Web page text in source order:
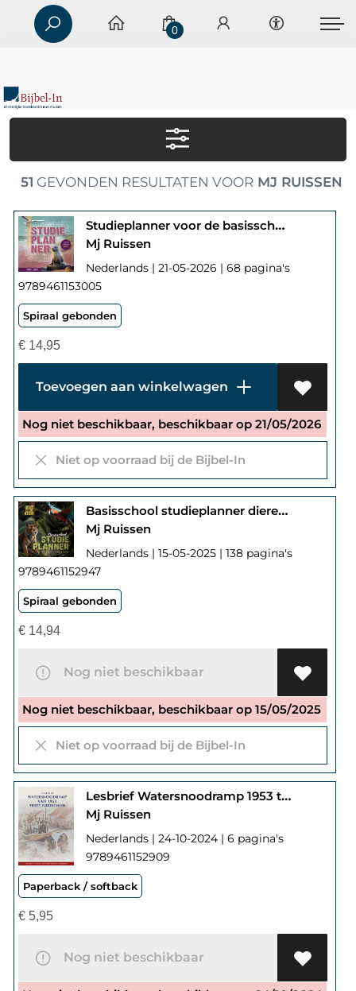
0
51 GEVONDEN RESULTATEN VOORMJ RUISSEN
Studieplanner voor de basisschool 2026/27
Mj Ruissen
Nederlands | 21-05-2026 | 68 pagina's
9789461153005
Spiraal gebonden
€14,95
Toevoegen aan winkelwagen
Nog niet beschikbaar, beschikbaar op 21/05/2026
Niet op voorraad bij de Bijbel-In
Basisschool studieplanner dieren in de jungle 2025-2026
Mj Ruissen
Nederlands | 15-05-2025 | 138 pagina's
9789461152947
Spiraal gebonden
€14,94
Nog niet beschikbaar
Nog niet beschikbaar, beschikbaar op 15/05/2025
Niet op voorraad bij de Bijbel-In
Lesbrief Watersnoodramp 1953 te Dreischor
Mj Ruissen
Nederlands | 24-10-2024 | 6 pagina's
9789461152909
Paperback / softback
€5,95
Nog niet beschikbaar